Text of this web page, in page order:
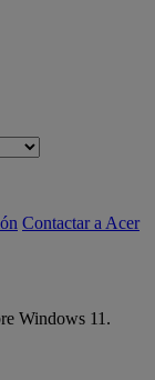
Contactar a Acer
Windows 11.